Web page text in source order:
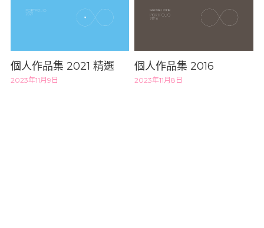
個人作品集 2021 精選
2023年11月9日
個人作品集 2016
2023年11月8日